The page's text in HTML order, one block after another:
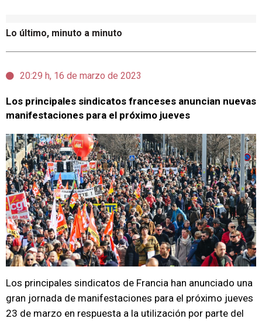
Lo último, minuto a minuto
20:29 h, 16 de marzo de 2023
Los principales sindicatos franceses anuncian nuevas
manifestaciones para el próximo jueves
Los principales sindicatos de Francia han anunciado una
gran jornada de manifestaciones para el próximo jueves
23 de marzo en respuesta a la utilización por parte del